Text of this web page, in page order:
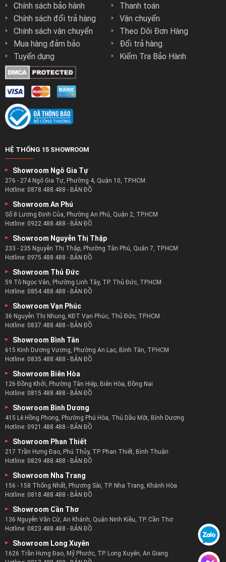
Chính sách bảo hành
Chính sách đổi trả hàng
Chính sách vận chuyển
Mua hàng đảm bảo
Tuyển dụng
Thanh toán
Vận chuyển
Theo Dõi Đơn Hàng
Đổi trả hàng
Kiểm Tra Bảo Hành
HỆ THỐNG 15 SHOWROOM
Showroom Ngô Gia Tự
276 - 274 Ngô Gia Tự, Phường 4, Quận 10, TP.HCM
Hotline: 0878.488.488 - BẢN ĐỒ
Showroom An Phú
Số 8 Lương Định Của, Phường An Phú, Quận 2, TP.HCM
Hotline: 0922.488.488 - BẢN ĐỒ
Showroom Nguyễn Thị Thập
233 - 235 Nguyễn Thị Thập, Phường Tân Phú, Quận 7, TP.HCM
Hotline: 0975.488.488 - BẢN ĐỒ
Showroom Thủ Đức
59 Tô Ngọc Vân, Phường Linh Tây, TP. Thủ Đức, TP.HCM
Hotline: 0854.488.488 - BẢN ĐỒ
Showroom Vạn Phúc
36 Nguyễn Thị Nhung, KĐT Vạn Phúc, Thủ Đức, TP.HCM
Hotline: 0837.488.488 - BẢN ĐỒ
Showroom Bình Tân
615 Kinh Dương Vương, Phường An Lạc, Bình Tân, TP.HCM
Hotline: 0835.488.488 - BẢN ĐỒ
Showroom Biên Hòa
126 Đồng Khởi, Phường Tân Hiệp, Biên Hòa, Đồng Nai
Hotline: 0815.488.488 - BẢN ĐỒ
Showroom Bình Dương
415 Lê Hồng Phong, Phường Phú Hòa, Thủ Dầu Một, Bình Dương
Hotline: 0921.488.488 - BẢN ĐỒ
Showroom Phan Thiết
217 Trần Hưng Đạo, Phú Thủy, TP. Phan Thiết, Bình Thuận
Hotline: 0829.488.488 - BẢN ĐỒ
Showroom Nha Trang
156 - 158 Thống Nhất, Phương Sài, TP. Nha Trang, Khánh Hòa
Hotline: 0818.488.488 - BẢN ĐỒ
Showroom Cần Thơ
136 Nguyễn Văn Cừ, An Khánh, Quận Ninh Kiều, TP. Cần Thơ
Hotline: 0823.488.488 - BẢN ĐỒ
Showroom Long Xuyên
1626 Trần Hưng Đạo, Mỹ Phước, TP. Long Xuyên, An Giang